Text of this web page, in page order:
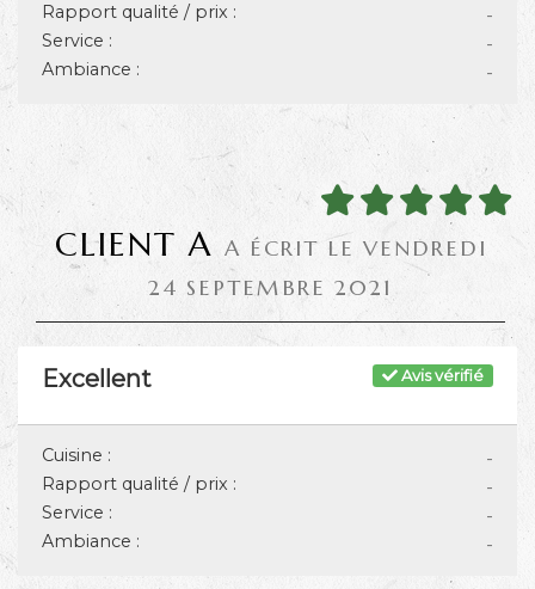
-
Rapport qualité / prix :
-
Service :
-
Ambiance :
CLIENT A A ÉCRIT LE VENDREDI
24 SEPTEMBRE 2021
Avis vérifié
Excellent
-
Cuisine :
-
Rapport qualité / prix :
-
Service :
-
Ambiance :